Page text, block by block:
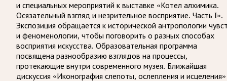
и специальных мероприятий к выставке «Котел алхимика.
Осязательный взгляд и незрительное восприятие. Часть I».
Экспозиция обращается к исторической антропологии
и феноменологии, чтобы поговорить о разных способах
восприятия искусства. Образовательная программа
посвящена разнообразию взглядов на процессы,
протекающие внутри современного музея. Ближайшая
дискуссия «Иконография слепоты, ослепления и исцеления»